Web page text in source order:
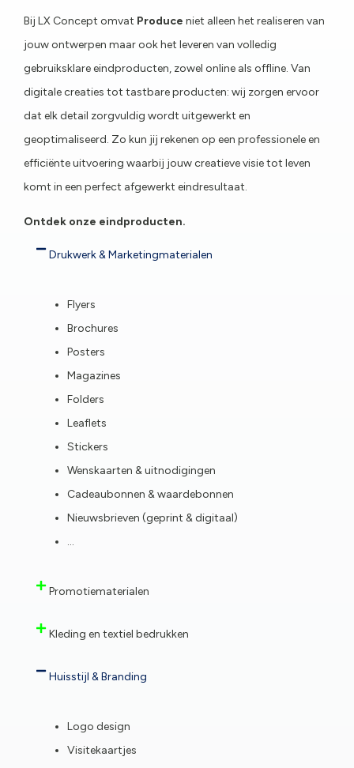
Bij LX Concept omvat Produce niet alleen het realiseren van
jouw ontwerpen maar ook het leveren van volledig
gebruiksklare eindproducten, zowel online als offline. Van
digitale creaties tot tastbare producten: wij zorgen ervoor
dat elk detail zorgvuldig wordt uitgewerkt en
geoptimaliseerd. Zo kun jij rekenen op een professionele en
efficiënte uitvoering waarbij jouw creatieve visie tot leven
komt in een perfect afgewerkt eindresultaat.
Ontdek onze eindproducten.
Drukwerk & Marketingmaterialen
Flyers
Brochures
Posters
Magazines
Folders
Leaflets
Stickers
Wenskaarten & uitnodigingen
Cadeaubonnen & waardebonnen
Nieuwsbrieven (geprint & digitaal)
…
Promotiematerialen
Kleding en textiel bedrukken
Huisstijl & Branding
Logo design
Visitekaartjes